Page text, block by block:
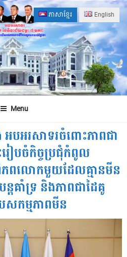
ភាសាខ្មែរ English
Menu
អបអរសាទរចំពោះភាពជា
រៀបចំកិច្ចប្រជុំកំពូល
ភពលោកមួយដែលគ្មានមីន
គាំទ្រ និងភាពជាដៃគូ
សកម្មភាពមីន